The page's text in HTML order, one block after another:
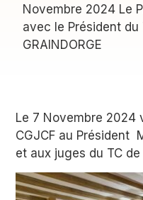
Novembre 2024 Le
avec le Président du
GRAINDORGE
Le 7 Novembre 2024
CGJCF au Président
et aux juges du TC de